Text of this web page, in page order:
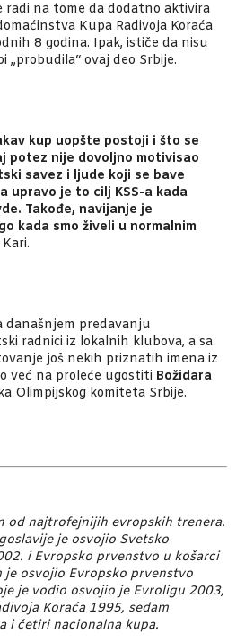
radi na tome da dodatno aktivira
Kupa Radivoja Koraća
8 godina. Ipak, ističe da nisu
„probudila“ ovaj deo Srbije.
kup uopšte postoji i što se
potez nije dovoljno motivisao
savez i ljude koji se bave
upravo je to cilj KSS-a kada
Takođe, navijanje je
kada smo živeli u normalnim
predavanju
radnici iz lokalnih klubova, a sa
još nekih priznatih imena iz
već na proleće ugostiti Božidara
Olimpijskog komiteta Srbije.
od najtrofejnijih evropskih trenera.
je osvojio Svetsko
i Evropsko prvenstvo u košarci
je osvojio Evropsko prvenstvo
je vodio osvojio je Evroligu 2003,
Koraća 1995, sedam
i četiri nacionalna kupa.